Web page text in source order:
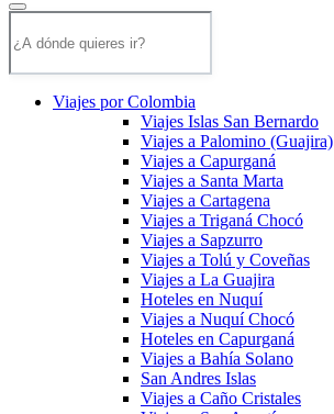
Viajes por Colombia
Viajes Islas San Bernardo
Viajes a Palomino (Guajira)
Viajes a Capurganá
Viajes a Santa Marta
Viajes a Cartagena
Viajes a Triganá Chocó
Viajes a Sapzurro
Viajes a Tolú y Coveñas
Viajes a La Guajira
Hoteles en Nuquí
Viajes a Nuquí Chocó
Hoteles en Capurganá
Viajes a Bahía Solano
San Andres Islas
Viajes a Caño Cristales